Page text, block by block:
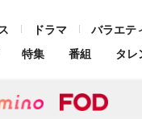
ドラマ バラエテ
特集 番組 タレ